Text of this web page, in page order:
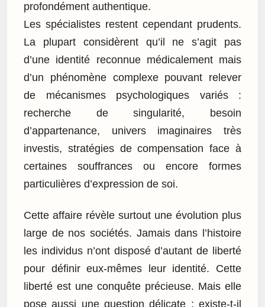
profondément authentique.
Les spécialistes restent cependant prudents.
La plupart considèrent qu’il ne s’agit pas
d’une identité reconnue médicalement mais
d’un phénomène complexe pouvant relever
de mécanismes psychologiques variés :
recherche de singularité, besoin
d’appartenance, univers imaginaires très
investis, stratégies de compensation face à
certaines souffrances ou encore formes
particulières d’expression de soi.
Cette affaire révèle surtout une évolution plus
large de nos sociétés. Jamais dans l’histoire
les individus n’ont disposé d’autant de liberté
pour définir eux-mêmes leur identité. Cette
liberté est une conquête précieuse. Mais elle
pose aussi une question délicate : existe-t-il